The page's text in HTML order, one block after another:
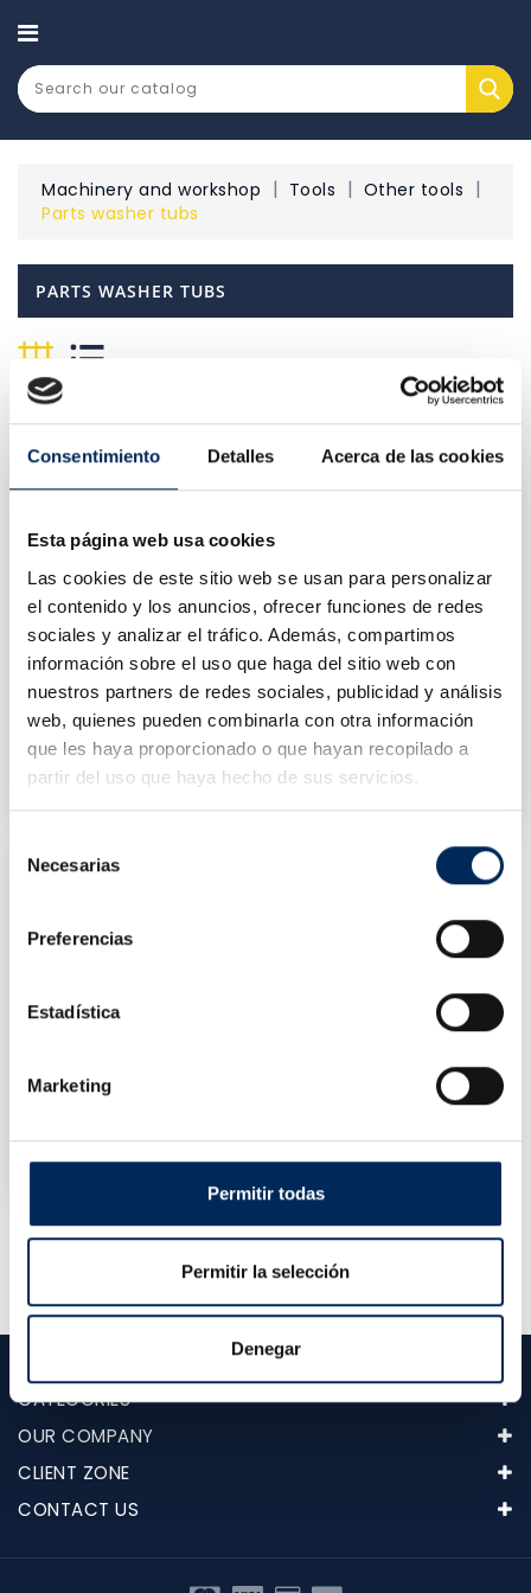
Consentimiento Detalles Acerca de las cookies
Esta página web usa cookies
Las cookies de este sitio web se usan para personalizar
el contenido y los anuncios, ofrecer funciones de redes
sociales y analizar el tráfico. Además, compartimos
información sobre el uso que haga del sitio web con
nuestros partners de redes sociales, publicidad y análisis
web, quienes pueden combinarla con otra información
que les haya proporcionado o que hayan recopilado a
partir del uso que haya hecho de sus servicios.
Necesarias
Preferencias
Estadística
Marketing
Permitir todas
Permitir la selección
Denegar
CATEGORY
Machinery and workshop Tools
Other tools
Parts washer tubs
PARTS WASHER TUBS
Relevance 
10/TRG4001-20M
€148.40 Price
10/TRG4092
€80.00 Price
10/TRG4222
€265.00Price
Showing 1-3 of 3 item(s)
CATEGORIES
OUR COMPANY
CLIENT ZONE
CONTACT US